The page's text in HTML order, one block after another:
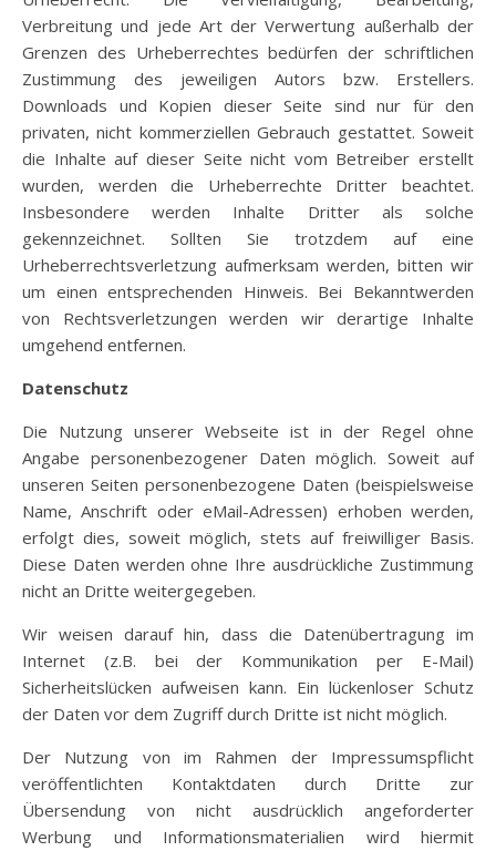
Verbreitung und jede Art der Verwertung außerhalb der
Grenzen des Urheberrechtes bedürfen der schriftlichen
Zustimmung des jeweiligen Autors bzw. Erstellers.
Downloads und Kopien dieser Seite sind nur für den
privaten, nicht kommerziellen Gebrauch gestattet. Soweit
die Inhalte auf dieser Seite nicht vom Betreiber erstellt
wurden, werden die Urheberrechte Dritter beachtet.
Insbesondere werden Inhalte Dritter als solche
gekennzeichnet. Sollten Sie trotzdem auf eine
Urheberrechtsverletzung aufmerksam werden, bitten wir
um einen entsprechenden Hinweis. Bei Bekanntwerden
von Rechtsverletzungen werden wir derartige Inhalte
umgehend entfernen.
Datenschutz
Die Nutzung unserer Webseite ist in der Regel ohne
Angabe personenbezogener Daten möglich. Soweit auf
unseren Seiten personenbezogene Daten (beispielsweise
Name, Anschrift oder eMail-Adressen) erhoben werden,
erfolgt dies, soweit möglich, stets auf freiwilliger Basis.
Diese Daten werden ohne Ihre ausdrückliche Zustimmung
nicht an Dritte weitergegeben.
Wir weisen darauf hin, dass die Datenübertragung im
Internet (z.B. bei der Kommunikation per E-Mail)
Sicherheitslücken aufweisen kann. Ein lückenloser Schutz
der Daten vor dem Zugriff durch Dritte ist nicht möglich.
Der Nutzung von im Rahmen der Impressumspflicht
veröffentlichten Kontaktdaten durch Dritte zur
Übersendung von nicht ausdrücklich angeforderter
Werbung und Informationsmaterialien wird hiermit